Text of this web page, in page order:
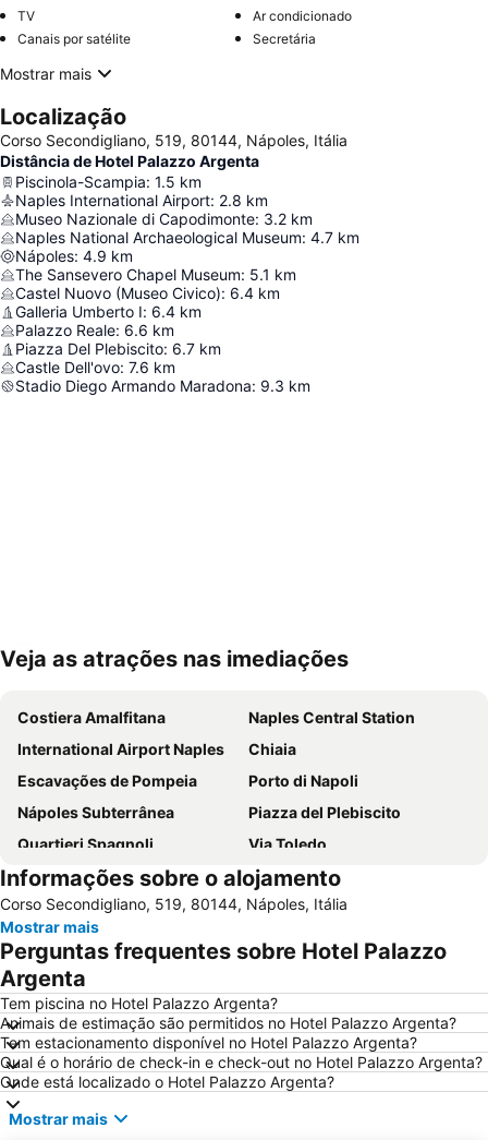
TV
Ar condicionado
Canais por satélite
Secretária
Mostrar mais
Localização
Corso Secondigliano, 519, 80144, Nápoles, Itália
Distância de Hotel Palazzo Argenta
Piscinola-Scampia: 1.5 km
Naples International Airport: 2.8 km
Museo Nazionale di Capodimonte: 3.2 km
Naples National Archaeological Museum: 4.7 km
Nápoles: 4.9 km
The Sansevero Chapel Museum: 5.1 km
Castel Nuovo (Museo Civico): 6.4 km
Galleria Umberto I: 6.4 km
Palazzo Reale: 6.6 km
Piazza Del Plebiscito: 6.7 km
Castle Dell'ovo: 7.6 km
Stadio Diego Armando Maradona: 9.3 km
Ampliar mapa
Veja as atrações nas imediações
Costiera Amalfitana
Naples Central Station
International Airport Naples
Chiaia
Escavações de Pompeia
Porto di Napoli
Nápoles Subterrânea
Piazza del Plebiscito
Quartieri Spagnoli
Via Toledo
Porto di Sorrento
Piazza Tasso
Porto di Ischia
Historic Centre of Naples
Duomo di Salerno
Vomero
Spaccanapoli
Marina Grande
Porto di Amalfi
Chiesa del Gesù Nuovo
Porto
Tam
Stazione di Sorrento
Via Chiaia
Spiaggia Grande
Porto di Salerno
Informações sobre o alojamento
Corso Secondigliano, 519, 80144, Nápoles, Itália
Mostrar mais
Perguntas frequentes sobre Hotel Palazzo
Argenta
Tem piscina no Hotel Palazzo Argenta?
Animais de estimação são permitidos no Hotel Palazzo Argenta?
Tem estacionamento disponível no Hotel Palazzo Argenta?
Qual é o horário de check-in e check-out no Hotel Palazzo Argenta?
Onde está localizado o Hotel Palazzo Argenta?
Mostrar mais